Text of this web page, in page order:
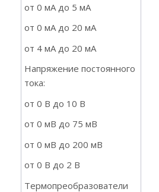
от 0 мА до 5 мА
от 0 мА до 20 мА
от 4 мА до 20 мА
Напряжение постоянного
тока:
от 0 В до 10 В
от 0 мВ до 75 мВ
от 0 мВ до 200 мВ
от 0 В до 2 В
Термопреобразователи